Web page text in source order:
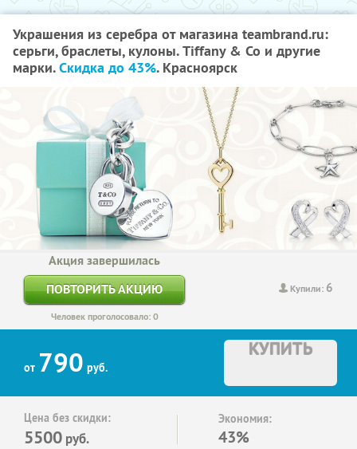
Украшения из серебра от магазина teambrand.ru:
серьги, браслеты, кулоны. Tiffany & Co и другие
марки.Скидка до 43%. Красноярск
Купили: 6
Акция завершилась
ПОВТОРИТЬ АКЦИЮ
Человек проголосовало: 0
от 790 руб.
КУПИТЬ
Цена без скидки:
5500 руб.
Экономия:
43%